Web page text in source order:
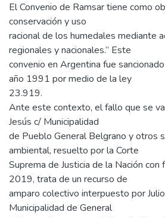
El Convenio de Ramsar tiene como
conservación y uso
racional de los humedales mediante
regionales y nacionales.” Este
convenio en Argentina fue
año 1991 por medio de la ley
23.919.
Ante este contexto, el fallo que se
Jesús c/ Municipalidad
de Pueblo General Belgrano y otros
ambiental, resuelto por la Corte
Suprema de Justicia de la Nación con
2019, trata de un recurso de
amparo colectivo interpuesto por
Municipalidad de General